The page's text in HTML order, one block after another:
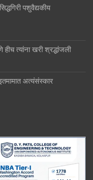
पशुवैद्यकीय
हीच त्यांना खरी श्रद्धांजली
अत्यंसंस्कार